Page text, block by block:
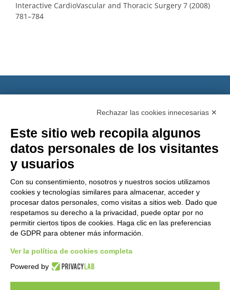
Interactive CardioVascular and Thoracic Surgery 7 (2008)
781–784
Via dei Campi, 2 –
PO Box 427
Viareggio LU
55049 ITALY
Phone: +39 0584
389784
Fax: +39 0584
397904
info@gemitaly.it
distribuidor de
GEM?
Rechazar las cookies innecesarias ✕
Este sitio web recopila algunos
datos personales de los visitantes
y usuarios
Con su consentimiento, nosotros y nuestros socios utilizamos
cookies y tecnologías similares para almacenar, acceder y
procesar datos personales, como visitas a sitios web. Dado que
respetamos su derecho a la privacidad, puede optar por no
permitir ciertos tipos de cookies. Haga clic en las preferencias
de GDPR para obtener más información.
Ver la política de cookies completa
Powered by